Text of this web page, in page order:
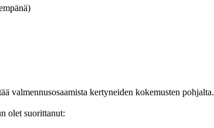
valmennusosaamista kertyneiden kokemusten pohjalta.
olet suorittanut: